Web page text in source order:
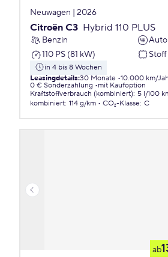
Neuwagen | 2026
Citroën C3 Hybrid 110 PLUS
Benzin
110 PS (81 kW)
Stoff
in 4 bis 8 Wochen
Leasingdetails:30 Monate 10.000 km/
0 € Sonderzahlung
mit Kaufoption
Kraftstoffverbrauch (kombiniert): 5 l/100
kombiniert: 114 g/km CO₂-Klasse: C
ab